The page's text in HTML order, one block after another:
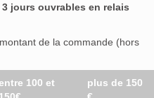
jours ouvrables en relais
de la commande (hors
100 et
plus de 150